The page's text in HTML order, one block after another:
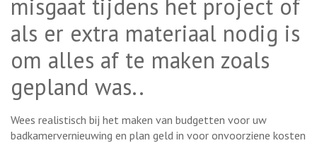
misgaat tijdens het project of
als er extra materiaal nodig is
om alles af te maken zoals
gepland was..
Wees realistisch bij het maken van budgetten voor uw
badkamervernieuwing en plan geld in voor onvoorziene kosten